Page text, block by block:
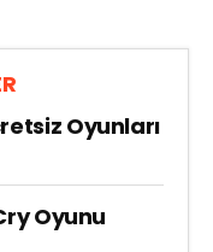
Oyunları
Oyunu